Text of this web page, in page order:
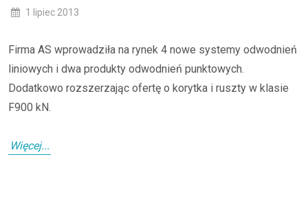
1 lipiec 2013
Firma AS wprowadziła na rynek 4 nowe systemy odwodnień
liniowych i dwa produkty odwodnień punktowych.
Dodatkowo rozszerzając ofertę o korytka i ruszty w klasie
F900 kN.
Więcej...